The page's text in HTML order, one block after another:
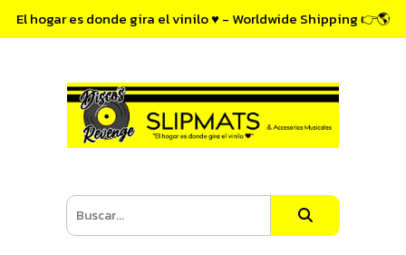
El hogar es donde gira el vinilo ♥ - Worldwide Shipping 👉🌎